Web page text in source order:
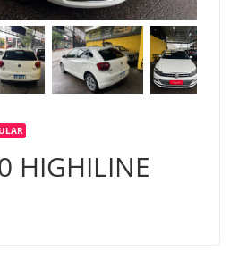
HIGHILINE